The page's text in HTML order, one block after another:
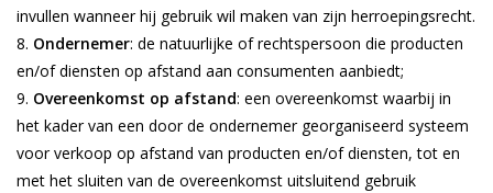
invullen wanneer hij gebruik wil maken van zijn herroepingsrecht.
Ondernemer: de natuurlijke of rechtspersoon die producten
en/of diensten op afstand aan consumenten aanbiedt;
Overeenkomst op afstand: een overeenkomst waarbij in
het kader van een door de ondernemer georganiseerd systeem
voor verkoop op afstand van producten en/of diensten, tot en
met het sluiten van de overeenkomst uitsluitend gebruik